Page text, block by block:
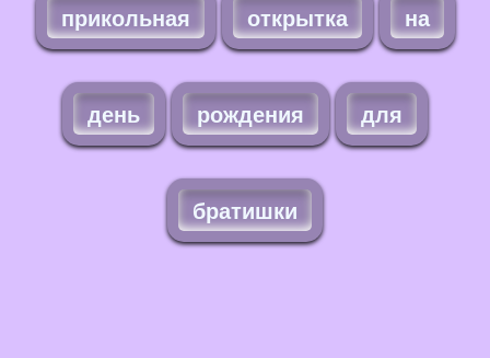
прикольная открытка на
день рождения для
братишки